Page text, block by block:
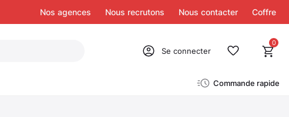
Nos agences Nous recrutons Nous contacter Coffre
Se connecter
0
Commande rapide